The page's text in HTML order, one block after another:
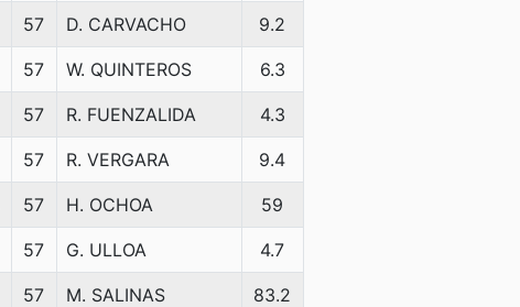
57 D. CARVACHO 9.2
57 W. QUINTEROS 6.3
57 R. FUENZALIDA 4.3
57 R. VERGARA 9.4
57 H. OCHOA 59
57 G. ULLOA 4.7
57 M. SALINAS 83.2